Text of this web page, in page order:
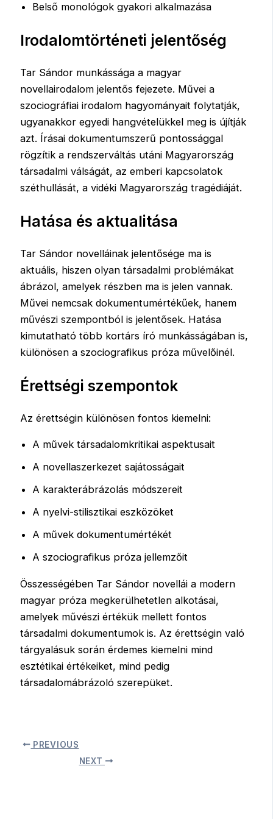
Belső monológok gyakori alkalmazása
Irodalomtörténeti jelentőség
Tar Sándor munkássága a magyar
novellairodalom jelentős fejezete. Művei a
szociográfiai irodalom hagyományait folytatják,
ugyanakkor egyedi hangvételükkel meg is újítják
azt. Írásai dokumentumszerű pontossággal
rögzítik a rendszerváltás utáni Magyarország
társadalmi válságát, az emberi kapcsolatok
széthullását, a vidéki Magyarország tragédiáját.
Hatása és aktualitása
Tar Sándor novelláinak jelentősége ma is
aktuális, hiszen olyan társadalmi problémákat
ábrázol, amelyek részben ma is jelen vannak.
Művei nemcsak dokumentumértékűek, hanem
művészi szempontból is jelentősek. Hatása
kimutatható több kortárs író munkásságában is,
különösen a szociografikus próza művelőinél.
Érettségi szempontok
Az érettségin különösen fontos kiemelni:
A művek társadalomkritikai aspektusait
A novellaszerkezet sajátosságait
A karakterábrázolás módszereit
A nyelvi-stilisztikai eszközöket
A művek dokumentumértékét
A szociografikus próza jellemzőit
Összességében Tar Sándor novellái a modern
magyar próza megkerülhetetlen alkotásai,
amelyek művészi értékük mellett fontos
társadalmi dokumentumok is. Az érettségin való
tárgyalásuk során érdemes kiemelni mind
esztétikai értékeiket, mind pedig
társadalomábrázoló szerepüket.
PREVIOUS
NEXT